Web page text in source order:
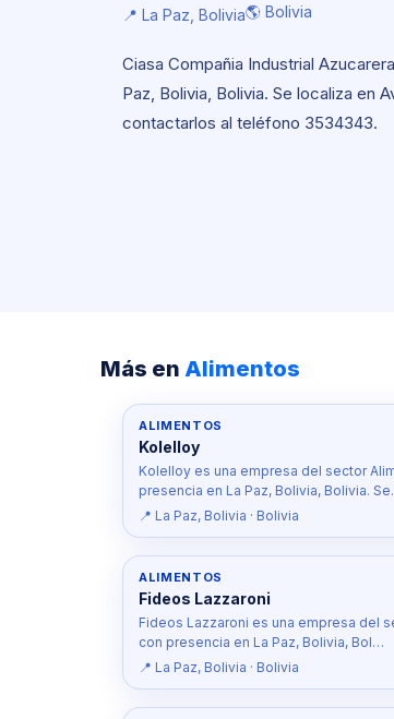
📍 La Paz, Bolivia🌎 Bolivia
Ciasa Compañia Industrial
Paz, Bolivia, Bolivia. Se localiza en
contactarlos al teléfono 3534343.
Más en Alimentos
ALIMENTOS
Kolelloy
Kolelloy es una empresa del sector
presencia en La Paz, Bolivia, Bolivia.
📍 La Paz, Bolivia · Bolivia
ALIMENTOS
Fideos Lazzaroni
Fideos Lazzaroni es una empresa del
con presencia en La Paz, Bolivia, Bol…
📍 La Paz, Bolivia · Bolivia